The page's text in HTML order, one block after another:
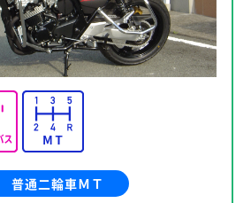
普通二輪車ＭＴ